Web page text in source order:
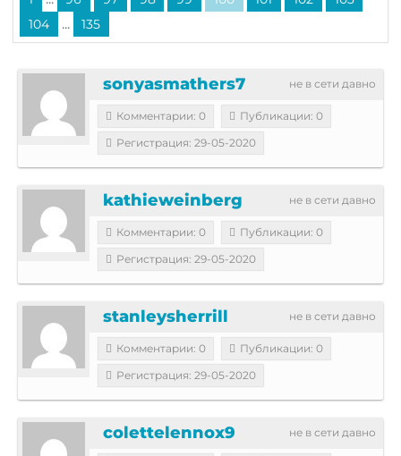
104
... 135
не в сети давно
sonyasmathers7
Комментарии: 0
Публикации: 0
Регистрация: 29-05-2020
не в сети давно
kathieweinberg
Комментарии: 0
Публикации: 0
Регистрация: 29-05-2020
не в сети давно
stanleysherrill
Комментарии: 0
Публикации: 0
Регистрация: 29-05-2020
не в сети давно
colettelennox9